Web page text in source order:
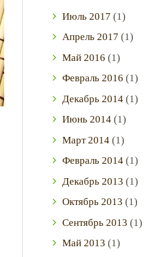
Июль 2017 (1)
Апрель 2017 (1)
Май 2016 (1)
Февраль 2016 (1)
Декабрь 2014(1)
Июнь 2014(1)
Март2014(1)
Февраль 2014(1)
Декабрь 2013 (1)
Октябрь 2013 (1)
Сентябрь 2013 (1)
Май 2013 (1)